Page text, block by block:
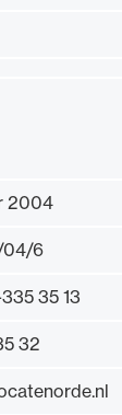
2004
04/6
35 13
32
tot de
en de